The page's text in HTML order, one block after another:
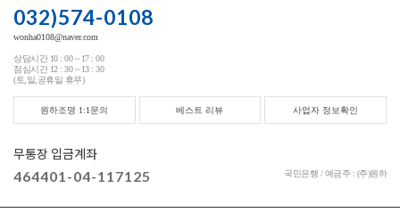
032)574-0108
wonha0108@naver.com
상담시간 10 : 00 ~ 17 : 00
점심시간 12 : 30 ~ 13 : 30
(토,일,공휴일 휴무)
원하조명 1:1문의 베스트 리뷰 사업자 정보확인
무통장 입금계좌
464401-04-117125 국민은행 / 예금주 : (주)원하